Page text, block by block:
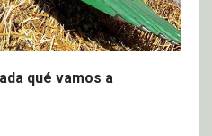
qué vamos a